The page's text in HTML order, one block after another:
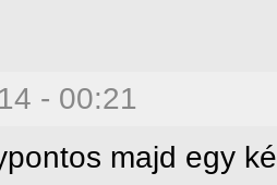
- 00:21
majd egy